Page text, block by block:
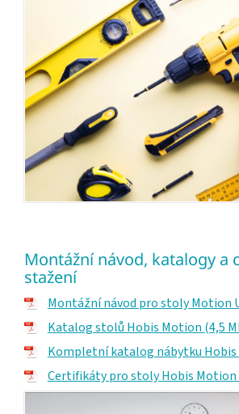
Montážní návod, katalogy a
stažení
Montážní návod pro stoly Motion
Katalog stolů Hobis Motion (4,5
Kompletní katalog nábytku Hobis
Certifikáty pro stoly Hobis Motion